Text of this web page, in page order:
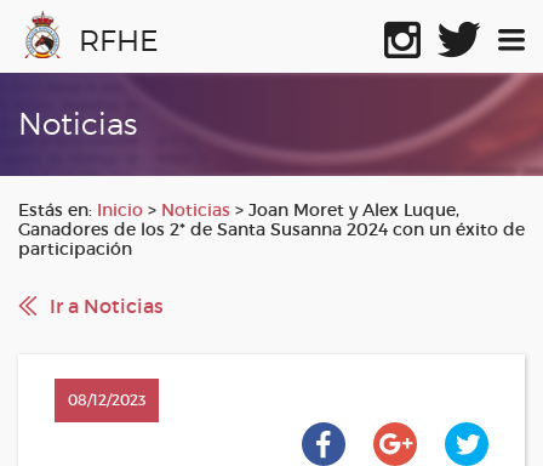
RFHE
Noticias
Estás en: Inicio > Noticias > Joan Moret y Alex Luque,
Ganadores de los 2* de Santa Susanna 2024 con un éxito de
participación
Ir a Noticias
08/12/2023